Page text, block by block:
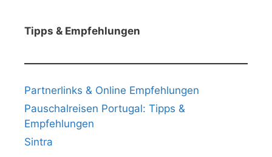
Tipps & Empfehlungen
Partnerlinks & Online Empfehlungen
Pauschalreisen Portugal: Tipps &
Empfehlungen
Sintra